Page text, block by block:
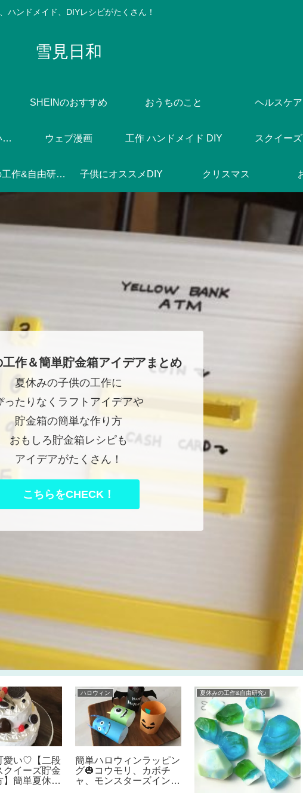
ハンドメイド、DIYレシピがたくさん！
雪見日和
SHEINのおすすめ おうちのこと ヘルスケア
Dlife♪マーサの楽しい焼き菓子づくり ウェブ漫画 工作 ハンドメイド DIY スクイーズ
夏休みの工作&自由研究♪ 子供にオススメDIY クリスマス
作＆簡単貯金箱アイデアまとめ
夏休みの子供の工作に
ったりなくラフトアイデアや
貯金箱の簡単な作り方
おもしろ貯金箱レシピも
アイデアがたくさん！
こちらをCHECK！
愛い♡【二段
クイーズ貯金
】簡単夏休み
ハロウィン
簡単ハロウィンラッピン
グ🎃コウモリ、カボチ
ャ、モンスターズインク
夏休みの工作&自由研究♪